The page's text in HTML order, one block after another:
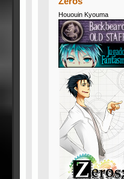
Hououin Kyouma